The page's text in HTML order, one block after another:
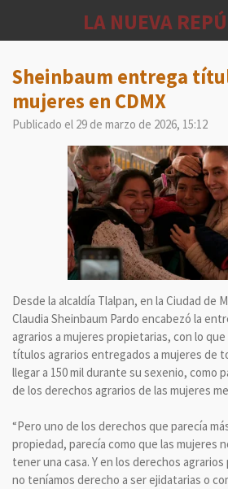
principal
LA NUEVA
Sheinbaum entrega
mujeres en CDMX
Publicado el 29 de marzo de 2026, 15:12
Desde la alcaldía Tlalpan, en la Ciudad de
Claudia Sheinbaum Pardo encabezó la
agrarios a mujeres propietarias, con lo que
títulos agrarios entregados a mujeres de
llegar a 150 mil durante su sexenio, como
de los derechos agrarios de las mujeres
“Pero uno de los derechos que parecía
propiedad, parecía como que las mujeres
tener una casa. Y en los derechos
no teníamos derecho a ser ejidatarias o